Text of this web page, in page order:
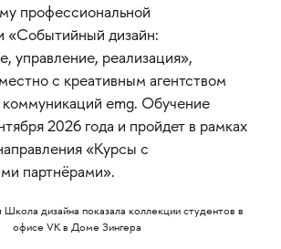
профессиональной
«Событийный дизайн:
управление, реализация»,
с креативным агентством
коммуникаций emg. Обучение
2026 года и пройдет в рамках
«Курсы с
партнёрами».